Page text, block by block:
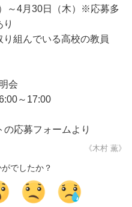
～4月30日（木）※応募多
組んでいる高校の教員
会
～17:00
応募フォームより
《木村 薫》
でしたか？